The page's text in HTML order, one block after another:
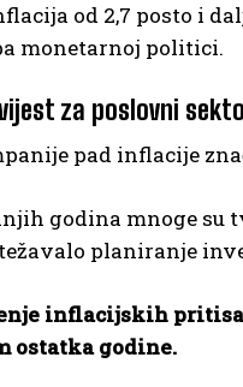
od 2,7 posto i
monetarnoj politici.
za poslovni
pad inflacije
godina mnoge su
planiranje
inflacijskih
ostatka godine.